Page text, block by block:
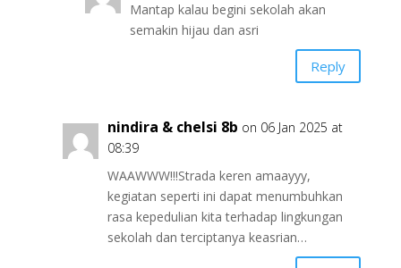
Mantap kalau begini sekolah akan
semakin hijau dan asri
Reply
nindira & chelsi 8b on 06 Jan 2025 at
08:39
WAAWWW!!!Strada keren amaayyy,
kegiatan seperti ini dapat menumbuhkan
rasa kepedulian kita terhadap lingkungan
sekolah dan terciptanya keasrian…